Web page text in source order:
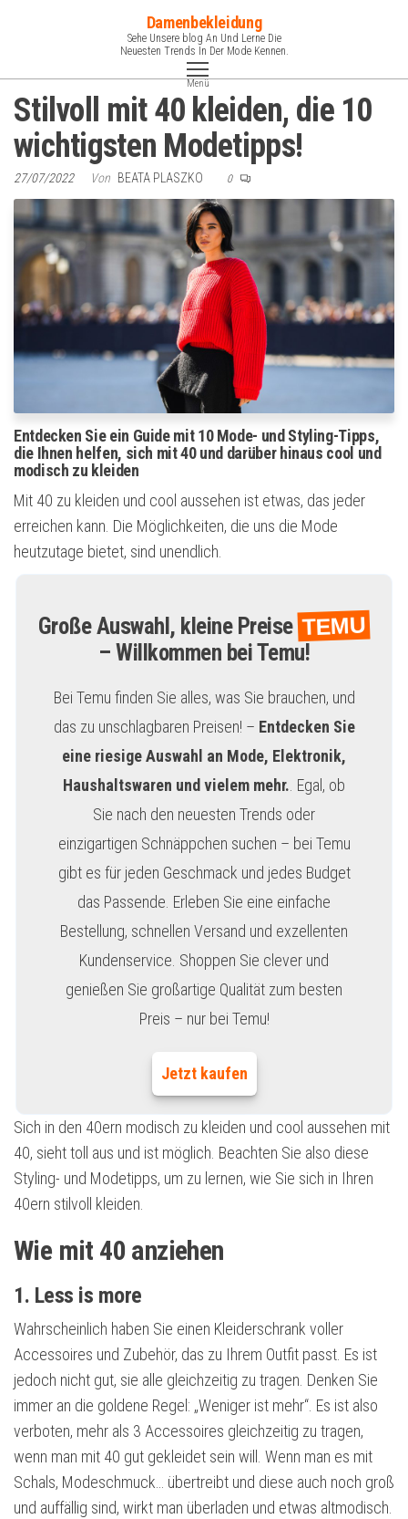
Damenbekleidung
Sehe Unsere blog An Und Lerne Die
Neuesten Trends In Der Mode Kennen.
Menü
Stilvoll mit 40 kleiden, die 10
wichtigsten Modetipps!
27/07/2022 Von BEATA PLASZKO 0
Entdecken Sie ein Guide mit 10 Mode- und Styling-Tipps,
die Ihnen helfen, sich mit 40 und darüber hinaus cool und
modisch zu kleiden
Mit 40 zu kleiden und cool aussehen ist etwas, das jeder
erreichen kann. Die Möglichkeiten, die uns die Mode
heutzutage bietet, sind unendlich.
Große Auswahl, kleine PreiseTEMU
– Willkommen bei Temu!
Bei Temu finden Sie alles, was Sie brauchen, und
das zu unschlagbaren Preisen! – Entdecken Sie
eine riesige Auswahl an Mode, Elektronik,
Haushaltswaren und vielem mehr. . Egal, ob
Sie nach den neuesten Trends oder
einzigartigen Schnäppchen suchen – bei Temu
gibt es für jeden Geschmack und jedes Budget
das Passende. Erleben Sie eine einfache
Bestellung, schnellen Versand und exzellenten
Kundenservice. Shoppen Sie clever und
genießen Sie großartige Qualität zum besten
Preis – nur bei Temu!
Jetzt kaufen
Sich in den 40ern modisch zu kleiden und cool aussehen mit
40, sieht toll aus und ist möglich. Beachten Sie also diese
Styling- und Modetipps, um zu lernen, wie Sie sich in Ihren
40ern stilvoll kleiden.
Wie mit 40 anziehen
1. Less is more
Wahrscheinlich haben Sie einen Kleiderschrank voller
Accessoires und Zubehör, das zu Ihrem Outfit passt. Es ist
jedoch nicht gut, sie alle gleichzeitig zu tragen. Denken Sie
immer an die goldene Regel: „Weniger ist mehr“. Es ist also
verboten, mehr als 3 Accessoires gleichzeitig zu tragen,
wenn man mit 40 gut gekleidet sein will. Wenn man es mit
Schals, Modeschmuck… übertreibt und diese auch noch groß
und auffällig sind, wirkt man überladen und etwas altmodisch.